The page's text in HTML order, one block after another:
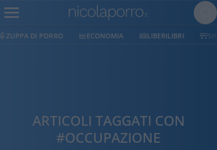
ECONOMIA LIBERILIBRI SHOP SOSTIENICI
ARTICOLI TAGGATI CON
#OCCUPAZIONE